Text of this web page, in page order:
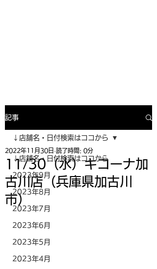
記事
↓店舗名・日付検索はココから
2023年9月
2023年8月
2023年7月
2023年6月
2023年5月
2023年4月
↓店舗名・日付検索はココから
11/30（水）キコーナ加
古川店（兵庫県加古川
市）
2022年11月30日 読了時間: 0分